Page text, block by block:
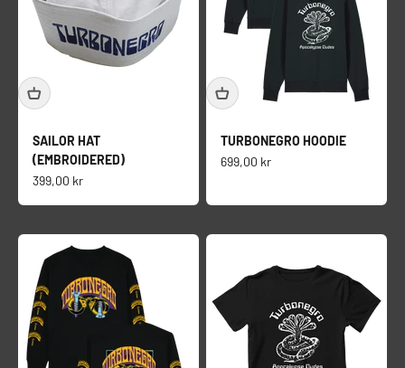
SAILOR HAT
(EMBROIDERED)
Salgspris
399,00 kr
TURBONEGRO HOODIE
Salgspris
699,00 kr